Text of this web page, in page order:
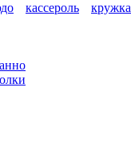
кассероль кружка